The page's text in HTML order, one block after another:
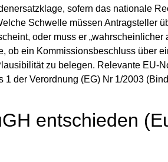
sofern das nationale
Schwelle müssen Antragsteller
oder muss er „wahrscheinlicher
ob ein Kommissionsbeschluss über
zu belegen. Relevante EU-
1 der Verordnung (EG) Nr 1/2003
entschieden